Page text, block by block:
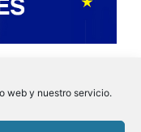
web y nuestro servicio.